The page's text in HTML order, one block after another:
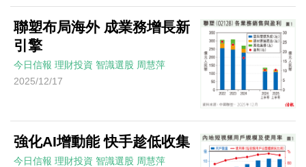
聯塑布局海外 成業務增長新
引擎
今日信報 理財投資 智識選股 周慧萍
2025/12/17
強化AI增動能 快手趁低收集
今日信報 理財投資 智識選股 周慧萍